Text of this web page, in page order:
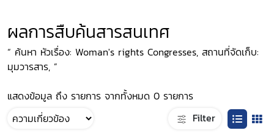
ผลการสืบค้นสารสนเทศ
“ ค้นหา หัวเรื่อง: Woman's rights Congresses, สถานที่จัดเก็บ:
มุมวารสาร, ”
แสดงข้อมูล ถึง รายการ จากทั้งหมด 0 รายการ
Filter